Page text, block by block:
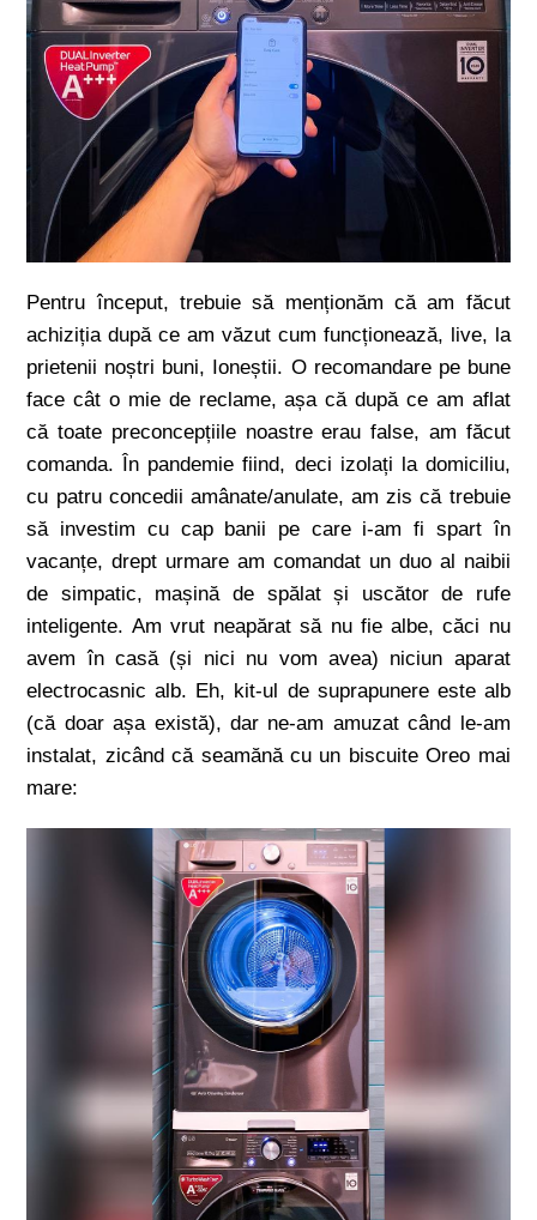
Pentru început, trebuie să menționăm că am făcut
achiziția după ce am văzut cum funcționează, live, la
prietenii noștri buni, Ioneștii. O recomandare pe bune
face cât o mie de reclame, așa că după ce am aflat
că toate preconcepțiile noastre erau false, am făcut
comanda. În pandemie fiind, deci izolați la domiciliu,
cu patru concedii amânate/anulate, am zis că trebuie
să investim cu cap banii pe care i-am fi spart în
vacanțe, drept urmare am comandat un duo al naibii
de simpatic, mașină de spălat și uscător de rufe
inteligente. Am vrut neapărat să nu fie albe, căci nu
avem în casă (și nici nu vom avea) niciun aparat
electrocasnic alb. Eh, kit-ul de suprapunere este alb
(că doar așa există), dar ne-am amuzat când le-am
instalat, zicând că seamănă cu un biscuite Oreo mai
mare: